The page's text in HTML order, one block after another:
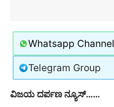
Whatsapp Channel
Telegram Group
ವಿಜಯ ದರ್ಪಣ ನ್ಯೂಸ್……